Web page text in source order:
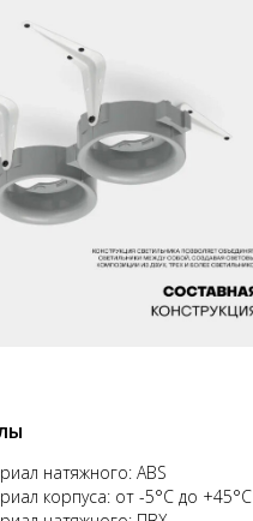
натяжного: ABS
корпуса: от -5°С до +45°С